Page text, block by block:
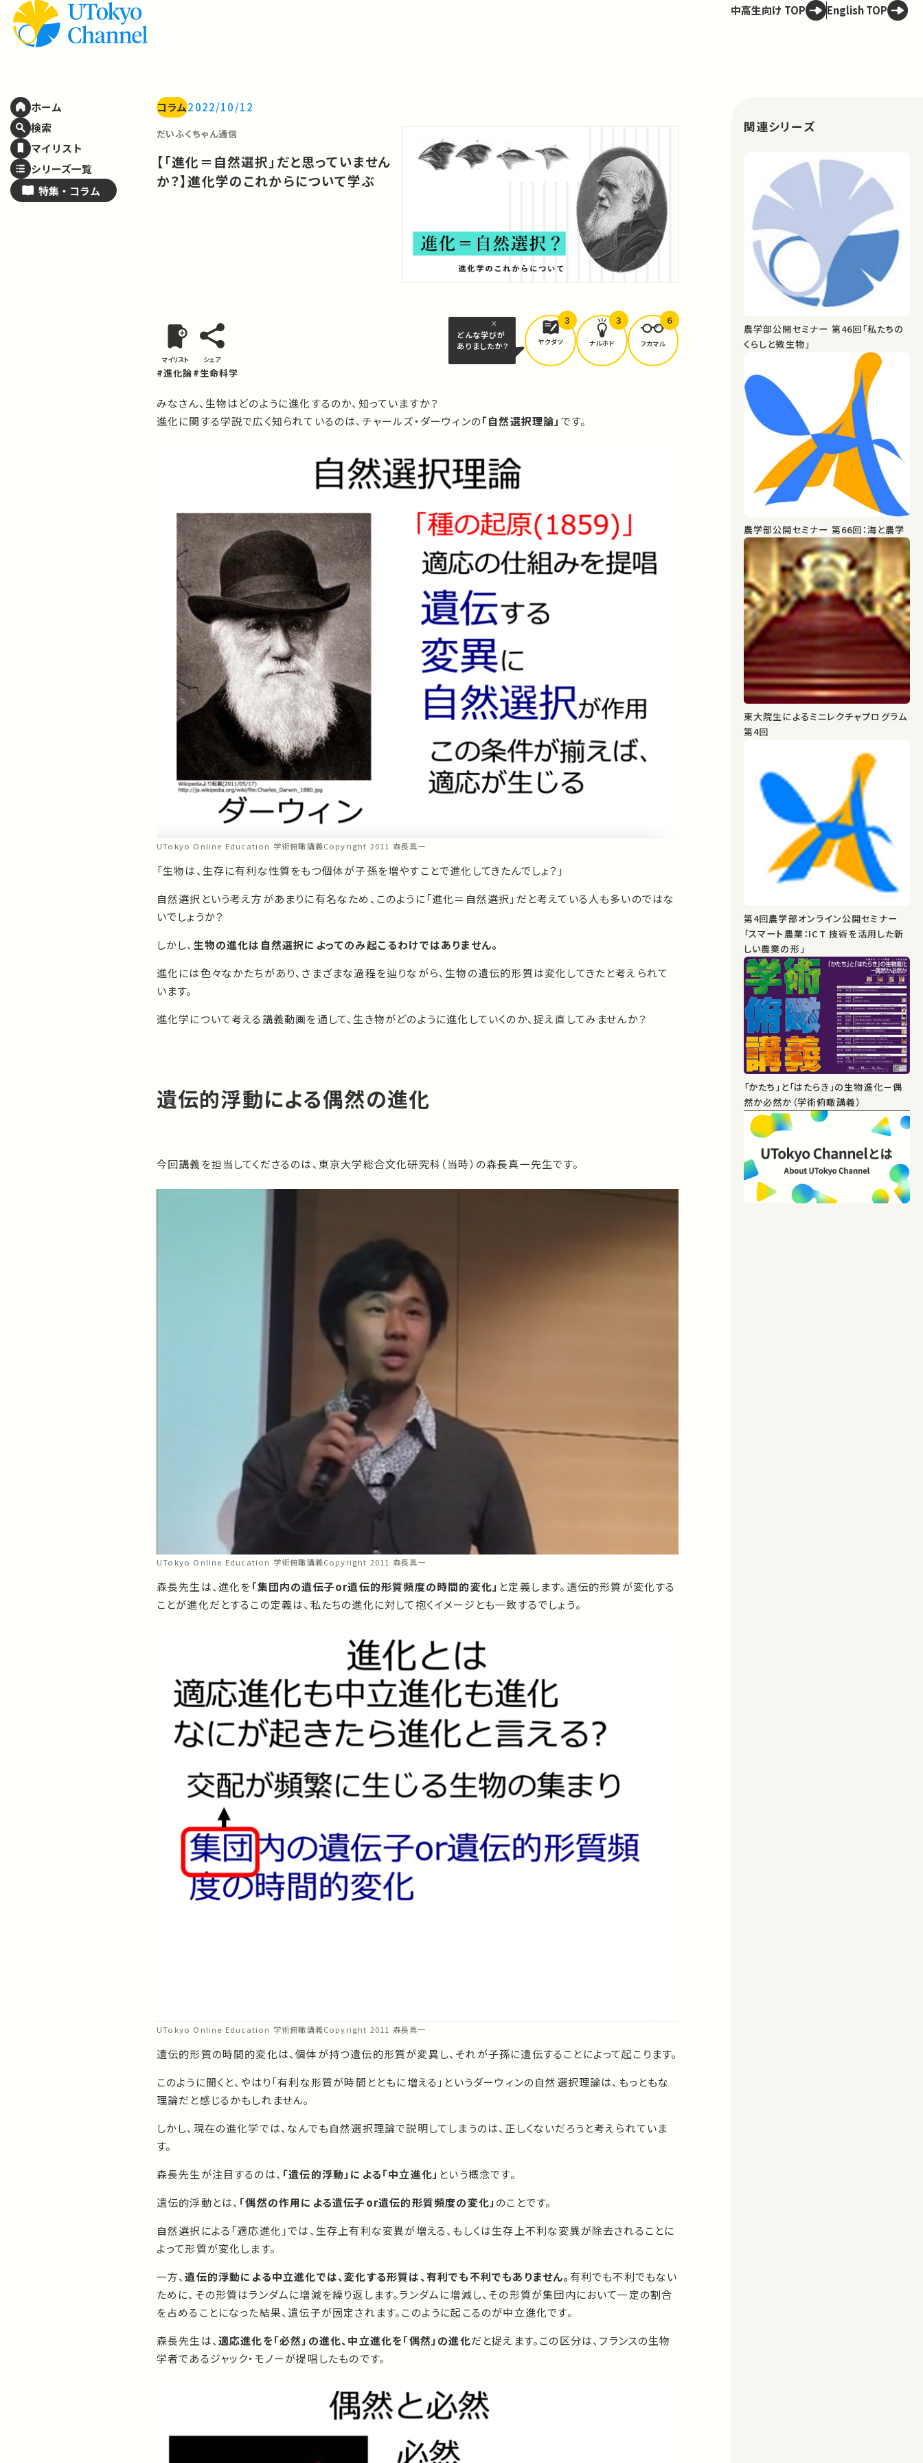
ホーム
検索
マイリスト
シリーズ一覧
特集・ コラム
中高生向け TOP English TOP
コラム2022/10/12
だいふくちゃん通信
【「進化＝自然選択」だと思っていません
か？】進化学のこれからについて学ぶ
マイリスト シェア
どんな学びが
ありましたか？
ヤクダツ
3
ナルホド
3
フカマル
6
#進化論#生命科学
みなさん、生物はどのように進化するのか、知っていますか？
進化に関する学説で広く知られているのは、チャールズ・ダーウィンの「自然選択理論」 です。
UTokyo Online Education 学術俯瞰講義Copyright 2011 森長真一
「生物は、生存に有利な性質をもつ個体が子孫を増やすことで進化してきたんでしょ？」
自然選択という考え方があまりに有名なため、このように「進化＝自然選択」だと考えている人も多いのではな
いでしょうか？
しかし、 生物の進化は自然選択によってのみ起こるわけではありません。
進化には色々なかたちがあり、さまざまな過程を辿りながら、生物の遺伝的形質は変化してきたと考えられて
います。
進化学について考える講義動画を通して、生き物がどのように進化していくのか、捉え直してみませんか？
遺伝的浮動による偶然の進化
今回講義を担当してくださるのは、東京大学総合文化研究科（当時）の森長真一先生です。
UTokyo Online Education 学術俯瞰講義Copyright 2011 森長真一
森長先生は、進化を 「集団内の遺伝子or遺伝的形質頻度の時間的変化」 と定義します。遺伝的形質が変化する
ことが進化だとするこの定義は、私たちの進化に対して抱くイメージとも一致するでしょう。
UTokyo Online Education 学術俯瞰講義Copyright 2011 森長真一
遺伝的形質の時間的変化は、個体が持つ遺伝的形質が変異し、それが子孫に遺伝することによって起こります。
このように聞くと、やはり「有利な形質が時間とともに増える」というダーウィンの自然選択理論は、もっともな
理論だと感じるかもしれません。
しかし、現在の進化学では、なんでも自然選択理論で説明してしまうのは、正しくないだろうと考えられていま
す。
森長先生が注目するのは、 「遺伝的浮動」による「中立進化」 という概念です。
遺伝的浮動とは、 「偶然の作用による遺伝子or遺伝的形質頻度の変化」 のことです。
自然選択による「適応進化」では、生存上有利な変異が増える、もしくは生存上不利な変異が除去されることに
よって形質が変化します。
一方、遺伝的浮動による中立進化では、変化する形質は、有利でも不利でもありません。有利でも不利でもない
ために、その形質はランダムに増減を繰り返します。ランダムに増減し、その形質が集団内において一定の割合
を占めることになった結果、遺伝子が固定されます。このように起こるのが中立進化です。
森長先生は、 適応進化を「必然」の進化、中立進化を「偶然」の進化だと捉えます。この区分は、フランスの生物
学者であるジャック・モノーが提唱したものです。
関連シリーズ
農学部公開セミナー 第46回「私たちの
くらしと微生物」
農学部公開セミナー 第66回：海と農学
東大院生によるミニレクチャプログラム
第4回
第4回農学部オンライン公開セミナー
「スマート農業：ICT 技術を活用した新
しい農業の形」
「かたち」と「はたらき」の生物進化－偶
然か必然か（学術俯瞰講義）